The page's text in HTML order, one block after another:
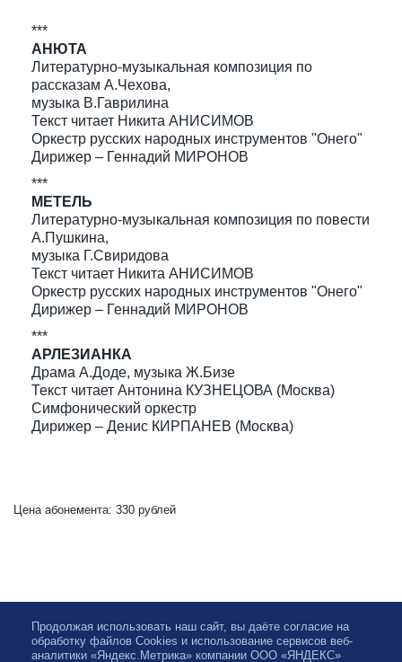
Festivaalit
***
АНЮТА
Литературно-музыкальная композиция по
рассказам А.Чехова,
музыка В.Гаврилина
Текст читает Никита АНИСИМОВ
Оркестр русских народных инструментов "Онего"
Дирижер – Геннадий МИРОНОВ
***
МЕТЕЛЬ
Литературно-музыкальная композиция по повести
А.Пушкина,
музыка Г.Свиридова
Текст читает Никита АНИСИМОВ
Оркестр русских народных инструментов "Онего"
Дирижер – Геннадий МИРОНОВ
***
АРЛЕЗИАНКА
Драма А.Доде, музыка Ж.Бизе
Текст читает Антонина КУЗНЕЦОВА (Москва)
Симфонический оркестр
Дирижер – Денис КИРПАНЕВ (Москва)
Цена абонемента: 330 рублей
Продолжая использовать наш сайт, вы даёте согласие на
обработку файлов Cookies и использование сервисов веб-
аналитики «Яндекс.Метрика» компании ООО «ЯНДЕКС»